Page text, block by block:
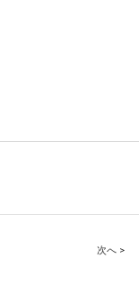
次へ >